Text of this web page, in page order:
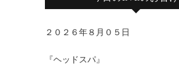
２０２６年８月０５日
『ヘッドスパ』